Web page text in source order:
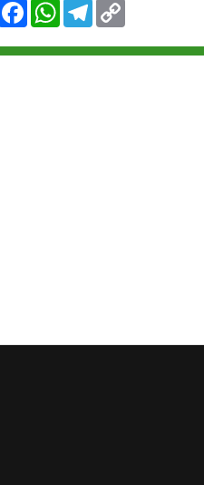
FacebookWhatsApp
Telegram